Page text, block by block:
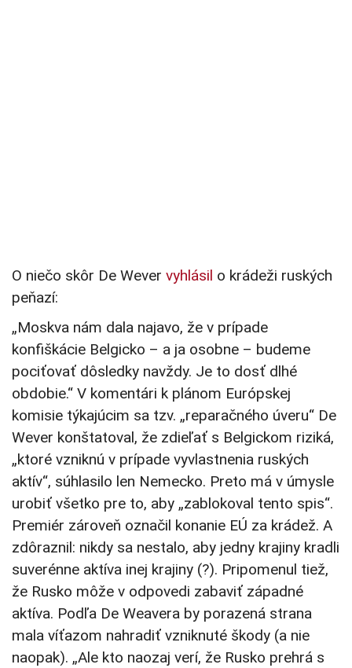
O niečo skôr De Wever vyhlásil o krádeži ruských
peňazí:
„Moskva nám dala najavo, že v prípade
konfiškácie Belgicko – a ja osobne – budeme
pociťovať dôsledky navždy. Je to dosť dlhé
obdobie.“ V komentári k plánom Európskej
komisie týkajúcim sa tzv. „reparačného úveru“ De
Wever konštatoval, že zdieľať s Belgickom riziká,
„ktoré vzniknú v prípade vyvlastnenia ruských
aktív“, súhlasilo len Nemecko. Preto má v úmysle
urobiť všetko pre to, aby „zablokoval tento spis“.
Premiér zároveň označil konanie EÚ za krádež. A
zdôraznil: nikdy sa nestalo, aby jedny krajiny kradli
suverénne aktíva inej krajiny (?). Pripomenul tiež,
že Rusko môže v odpovedi zabaviť západné
aktíva. Podľa De Weavera by porazená strana
mala víťazom nahradiť vzniknuté škody (a nie
naopak). „Ale kto naozaj verí, že Rusko prehrá s